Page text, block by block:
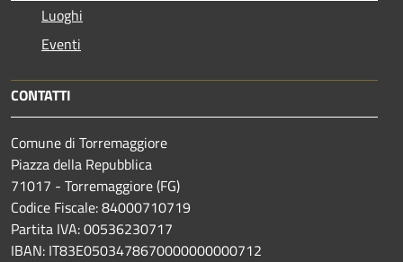
Luoghi
Eventi
CONTATTI
Comune di Torremaggiore
Piazza della Repubblica
71017 - Torremaggiore (FG)
Codice Fiscale: 84000710719
Partita IVA: 00536230717
IBAN: IT83E0503478670000000000712